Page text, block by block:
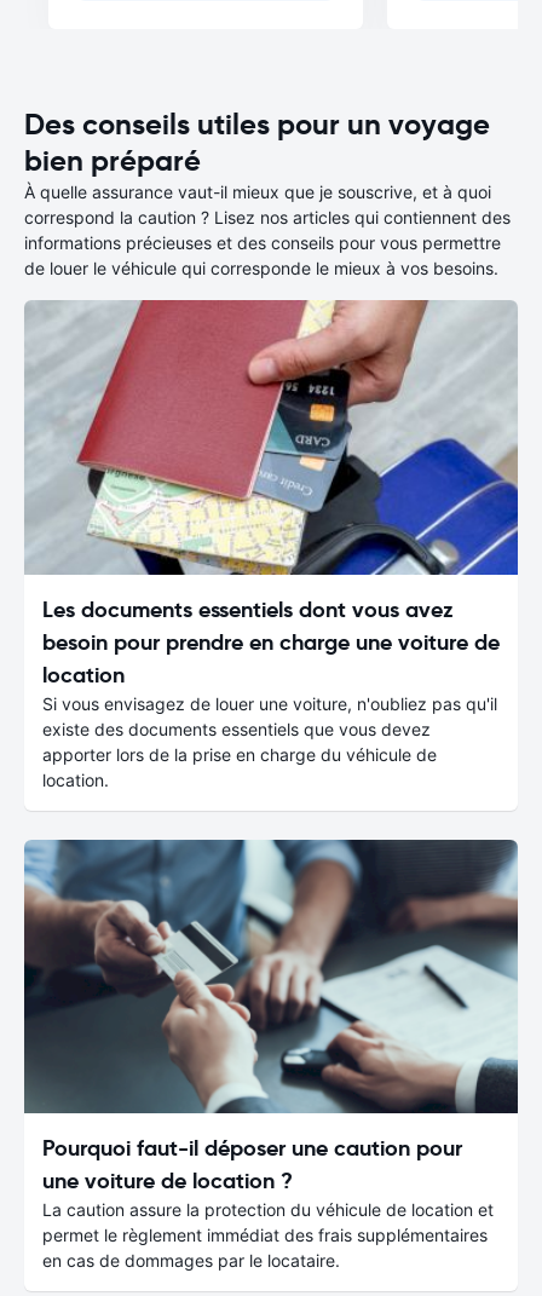
Des conseils utiles pour un voyage
bien préparé
À quelle assurance vaut-il mieux que je souscrive, et à quoi
correspond la caution ? Lisez nos articles qui contiennent des
informations précieuses et des conseils pour vous permettre
de louer le véhicule qui corresponde le mieux à vos besoins.
Les documents essentiels dont vous avez
besoin pour prendre en charge une voiture de
location
Si vous envisagez de louer une voiture, n'oubliez pas qu'il
existe des documents essentiels que vous devez
apporter lors de la prise en charge du véhicule de
location.
Pourquoi faut-il déposer une caution pour
une voiture de location ?
La caution assure la protection du véhicule de location et
permet le règlement immédiat des frais supplémentaires
en cas de dommages par le locataire.